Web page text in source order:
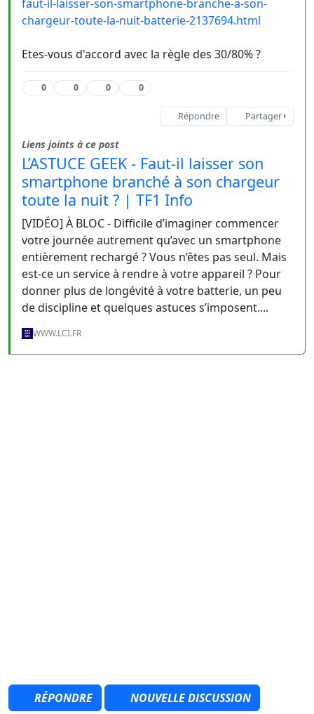
faut-il-laisser-son-smartphone-branche-a-son-
chargeur-toute-la-nuit-batterie-2137694.html
Etes-vous d'accord avec la règle des 30/80% ?
0 0 0 0
Répondre Partager
Liens joints à ce post
L’ASTUCE GEEK - Faut-il laisser son
smartphone branché à son chargeur
toute la nuit ? | TF1 Info
[VIDÉO] À BLOC - Difficile d’imaginer commencer
votre journée autrement qu’avec un smartphone
entièrement rechargé ? Vous n’êtes pas seul. Mais
est-ce un service à rendre à votre appareil ? Pour
donner plus de longévité à votre batterie, un peu
de discipline et quelques astuces s’imposent....
WWW.LCI.FR
RÉPONDRE NOUVELLE DISCUSSION